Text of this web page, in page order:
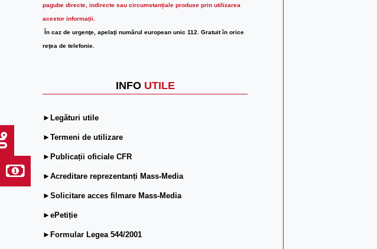
pagube directe, indirecte sau circumstanțiale produse prin utilizarea
acestor informații.
În caz de urgenţe, apelaţi numărul european unic 112. Gratuit în orice
reţea de telefonie.
INFO UTILE
►Legături utile
►Termeni de utilizare
►Publicații oficiale CFR
►Acreditare reprezentanți Mass-Media
►Solicitare acces filmare Mass-Media
►ePetiție
►Formular Legea 544/2001